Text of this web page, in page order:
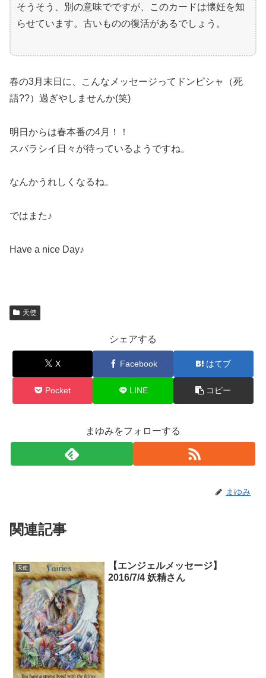
そうそう、別の意味でですが、このカードは懐妊を知
らせています。古いものの復活があるでしょう。
春の3月末日に、こんなメッセージってドンピシャ（死
語??）過ぎやしませんか(笑)
明日からは春本番の4月！！
スバラシイ日々が待っているようですね。
なんかうれしくなるね。
ではまた♪
Have a nice Day♪
天使
シェアする
X Facebook はてブ
Pocket LINE コピー
まゆみをフォローする
まゆみ
関連記事
天使
【エンジェルメッセージ】
2016/7/4 妖精さん